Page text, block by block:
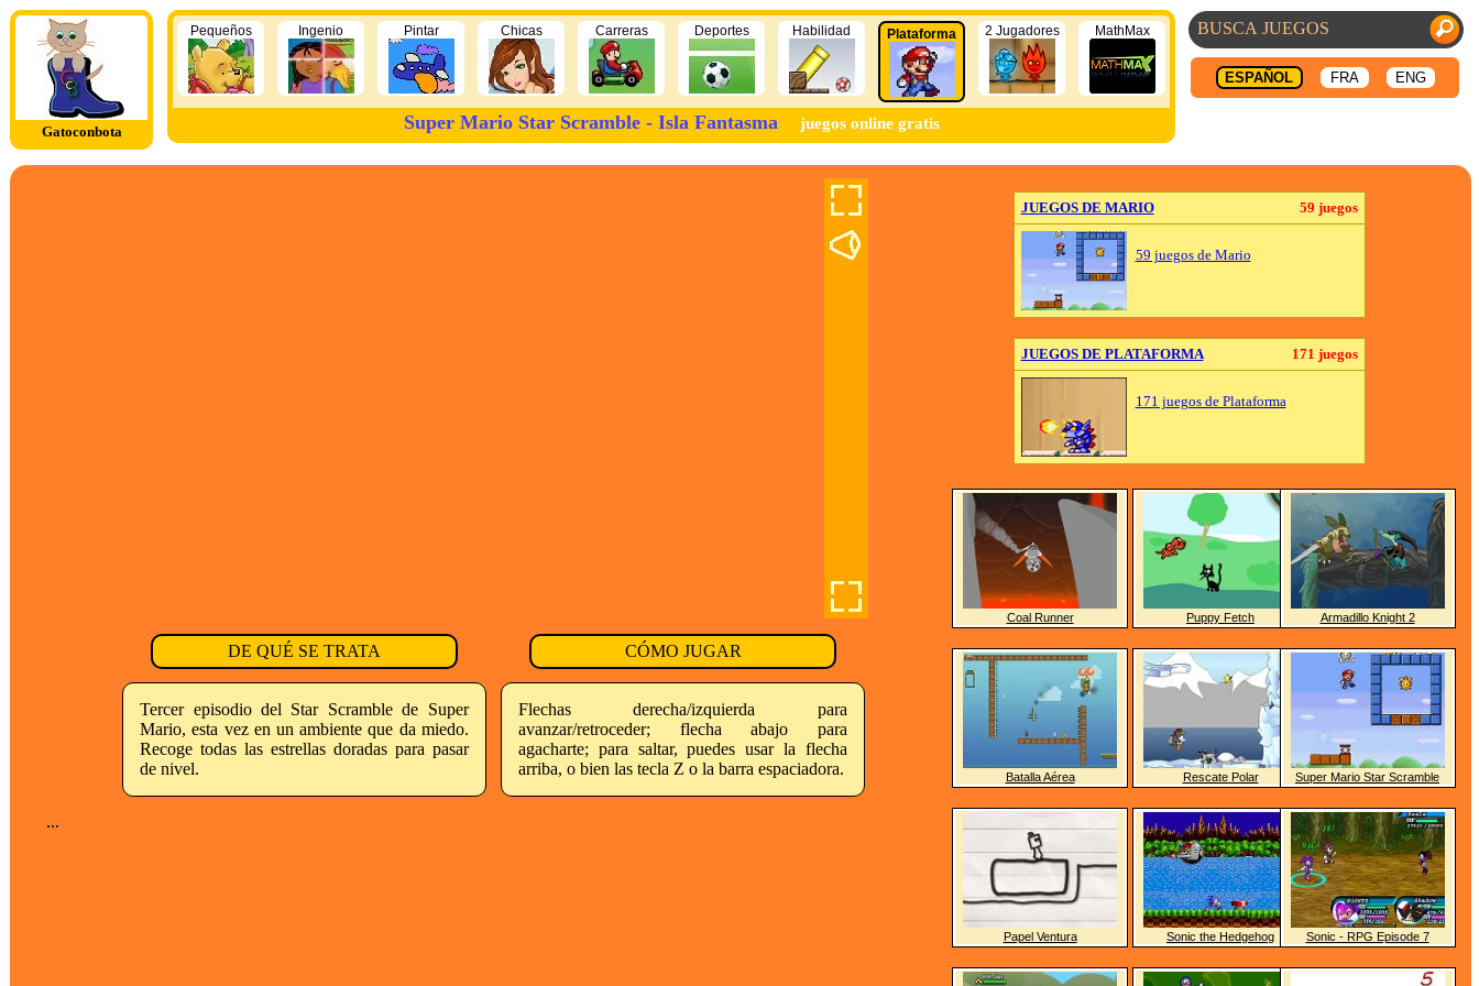
Gatoconbota
ESPAÑOL FRA ENG
Pequeños Ingenio Pintar Chicas Carreras Deportes Habilidad Plataforma 2 Jugadores MathMax
Super Mario Star Scramble - Isla Fantasma juegos online gratis
DE QUÉ SE TRATA CÓMO JUGAR
Tercer episodio del Star Scramble de Super
Mario, esta vez en un ambiente que da miedo.
Recoge todas las estrellas doradas para pasar
de nivel.
Flechas derecha/izquierda para
avanzar/retroceder; flecha abajo para
agacharte; para saltar, puedes usar la flecha
arriba, o bien las tecla Z o la barra espaciadora.
...
JUEGOS DE MARIO 59 juegos
59 juegos de Mario
JUEGOS DE PLATAFORMA 171 juegos
171 juegos de Plataforma
Coal Runner
Batalla Aérea
Papel Ventura
Puppy Fetch
Rescate Polar
Sonic the Hedgehog
Armadillo Knight 2
Super Mario Star Scramble
Sonic - RPG Episode 7